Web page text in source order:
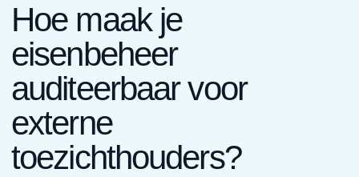
Hoe maak je
eisenbeheer
auditeerbaar voor
externe
toezichthouders?